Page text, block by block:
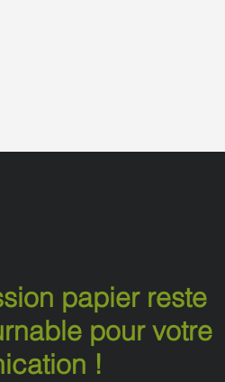
papier reste
pour votre
!